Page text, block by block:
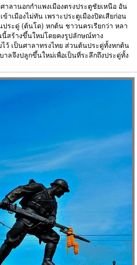
าลานอกกำแพงเมืองตรงประตูชัยเหนือ อัน
าเมืองไม่ทัน เพราะประตูเมืองปิดเสียก่อน
ระดู่ (ต้นโด) หกต้น ชาวนครเรียกว่า หลา
นี้สร้างขึ้นใหม่โดยคงรูปลักษณ์ทาง
ว้ เป็นศาลาทรงไทย ส่วนต้นประดู่ทั้งหกต้น
ลจึงปลูกขึ้นใหม่เพื่อเป็นที่ระลึกถึงประดู่ทั้ง